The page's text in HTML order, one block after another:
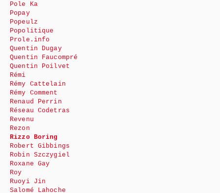
Pole Ka
Popay
Popeulz
Popolitique
Prole.info
Quentin Dugay
Quentin Faucompré
Quentin Poilvet
Rémi
Rémy Cattelain
Rémy Comment
Renaud Perrin
Réseau Codetras
Revenu
Rezon
Rizzo Boring
Robert Gibbings
Robin Szczygiel
Roxane Gay
Roy
Ruoyi Jin
Salomé Lahoche